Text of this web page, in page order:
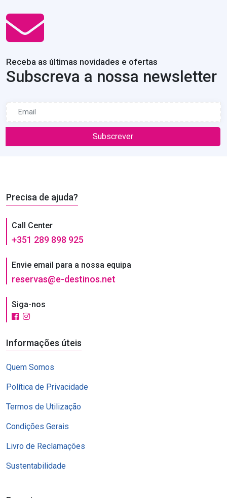
Receba as últimas novidades e ofertas
Subscreva a nossa newsletter
Subscrever
Precisa de ajuda?
Call Center
+351 289 898 925
Envie email para a nossa equipa
reservas@e-destinos.net
Siga-nos
Informações úteis
Quem Somos
Política de Privacidade
Termos de Utilização
Condições Gerais
Livro de Reclamações
Sustentabilidade